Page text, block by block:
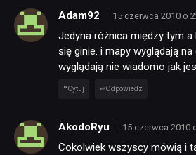
Adam92 15 czerwca 2010 o
Jedyna różnica między tym
się ginie. i mapy wyglądają
wyglądają nie wiadomo jak
Cytuj Odpowiedz
AkodoRyu 15 czerwca 2010
Cokolwiek wszyscy mówią i